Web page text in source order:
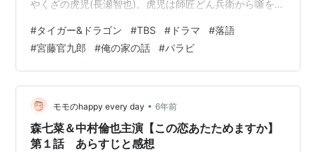
やくざの虎児(長瀬智也)。虎児は師匠どん兵衛から噺をひ
払い、 それをそのまま「返済金」にあてていくという契
約を交わす。そして、かつて「落語の天才」だったが、
とある事件で廃業し、 現在は裏原宿でダサくて売れない
洋服店「ドラゴンソーダ」の店主となっている どん兵衛
の次男・谷中竜二(岡田准一）と出会うことに。ドラマは
古典落語の演目をベースに…
#タイガー&ドラゴン #TBS # ドラマ #落語
#宮藤官九郎 #俺の家の話 #パラビ
モモのhappy every day • 6年前
森七菜＆中村倫也主演【この恋あたためますか】
第１話 あらすじと感想